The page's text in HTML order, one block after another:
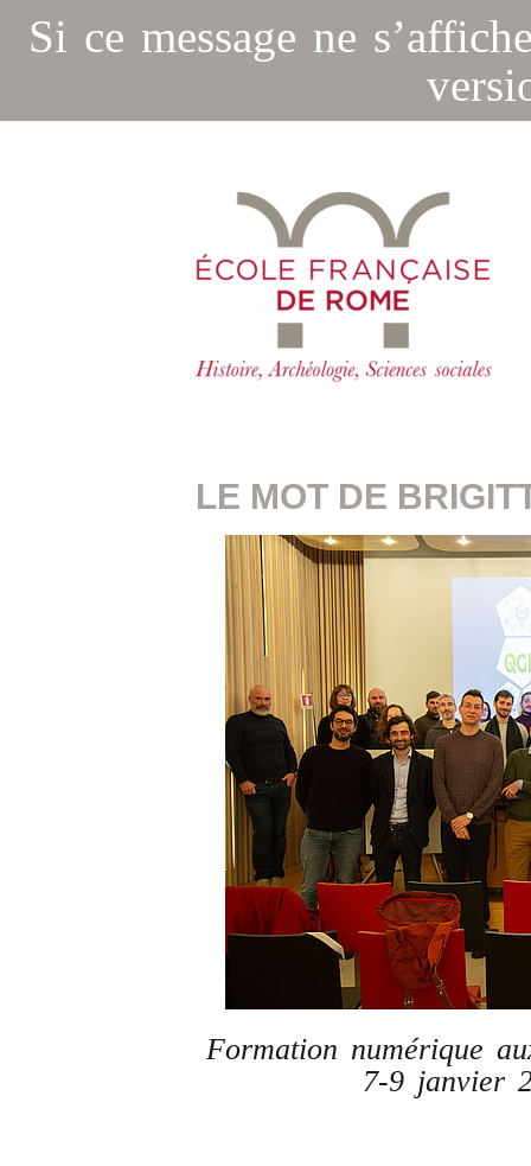
Si ce message ne
LE MOT DE
Formation numérique
7-9 janvier